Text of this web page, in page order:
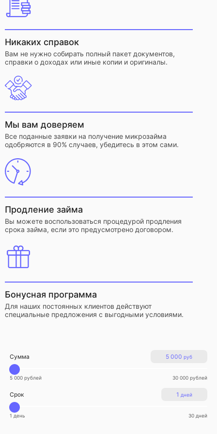
Никаких справок
Вам не нужно собирать полный пакет документов,
справки о доходах или иные копии и оригиналы.
Мы вам доверяем
Все поданные заявки на получение микрозайма
одобряются в 90% случаев, убедитесь в этом сами.
Продление займа
Вы можете воспользоваться процедурой продления
срока займа, если это предусмотрено договором.
Бонусная программа
Для наших постоянных клиентов действуют
специальные предложения с выгодными условиями.
5 000 руб
Сумма
5 000 рублей 30 000 рублей
1 дней
Срок
1 день 30 дней